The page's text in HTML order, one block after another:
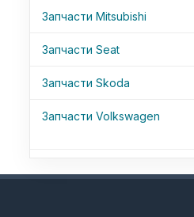
Запчасти Mitsubishi
Запчасти Seat
Запчасти Skoda
Запчасти Volkswagen